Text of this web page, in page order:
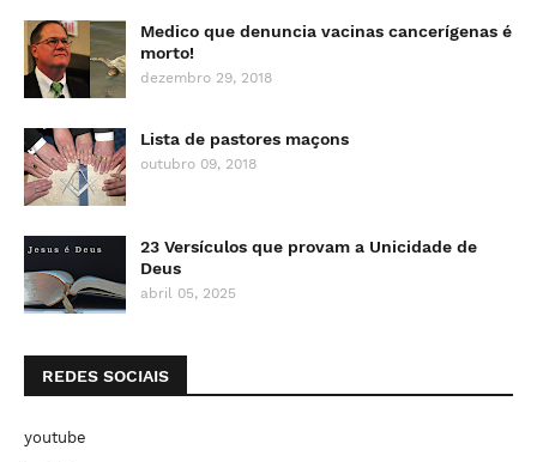
Medico que denuncia vacinas cancerígenas é
morto!
dezembro 29, 2018
Lista de pastores maçons
outubro 09, 2018
23 Versículos que provam a Unicidade de
Deus
abril 05, 2025
REDES SOCIAIS
youtube